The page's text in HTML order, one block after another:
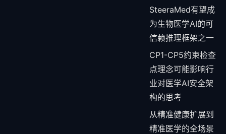
SteeraMed有望成
为生物医学AI的可
信赖推理框架之一
CP1-CP5约束检查
点理念可能影响行
业对医学AI安全架
构的思考
从精准健康扩展到
精准医学的全场景